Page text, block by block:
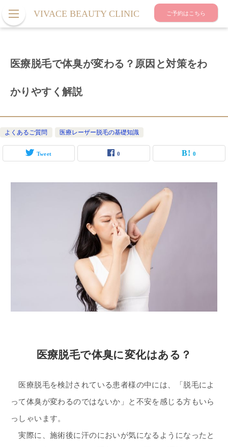
VIVACE BEAUTY CLINIC ご予約はこちら
医療脱毛で体臭が変わる？原因と対策をわ
かりやすく解説
よくあるご質問 医療レーザー脱毛の基礎知識
Tweet 0 0
医療脱毛で体臭に変化はある？
医療脱毛を検討されている患者様の中には、「脱毛によ
って体臭が変わるのではないか」と不安を感じる方もいら
っしゃいます。
実際に、施術後に汗のにおいが気になるようになったと